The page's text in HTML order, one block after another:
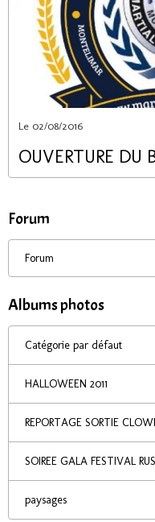
Le 02/08/2016
OUVERTURE DU
Forum
Forum
Albums photos
Catégorie par défaut
HALLOWEEN 2011
REPORTAGE SORTIE
SOIREE GALA FESTIVAL
paysages